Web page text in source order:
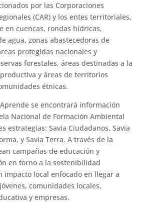
por las Corporaciones
(CAR) y los entes territoriales,
en cuencas, rondas hídricas,
agua, zonas abastecedoras de
protegidas nacionales y
forestales, áreas destinadas a la
y áreas de territorios
étnicas.
se encontrará información
Nacional de Formación Ambiental
estrategias: Savia Ciudadanos, Savia
y Savia Terra. A través de la
campañas de educación y
en torno a la sostenibilidad
impacto local enfocado en llegar a
comunidades locales,
y empresas.